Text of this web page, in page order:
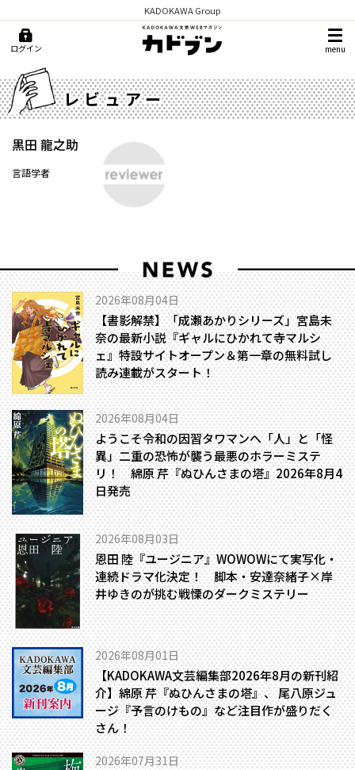
KADOKAWA Group
ログイン menu
レビュアー
黒田 龍之助
言語学者
2026年08月04日
【書影解禁】「成瀬あかりシリーズ」宮島未
奈の最新小説『ギャルにひかれて寺マルシ
ェ』特設サイトオープン＆第一章の無料試し
読み連載がスタート！
2026年08月04日
ようこそ令和の因習タワマンへ――「人」と「怪
異」二重の恐怖が襲う最悪のホラーミステ
リ！ 綿原 芹『ぬひんさまの塔』2026年8月4
日発売
2026年08月03日
恩田 陸『ユージニア』WOWOWにて実写化・
連続ドラマ化決定！ 脚本・安達奈緒子×岸
井ゆきのが挑む戦慄のダークミステリー
2026年08月01日
【KADOKAWA文芸編集部2026年8月の新刊紹
介】綿原 芹『ぬひんさまの塔』、 尾八原ジュ
ージ『予言のけもの』など注目作が盛りだく
さん！
2026年07月31日